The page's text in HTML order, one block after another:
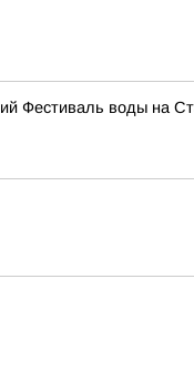
Фестиваль воды на